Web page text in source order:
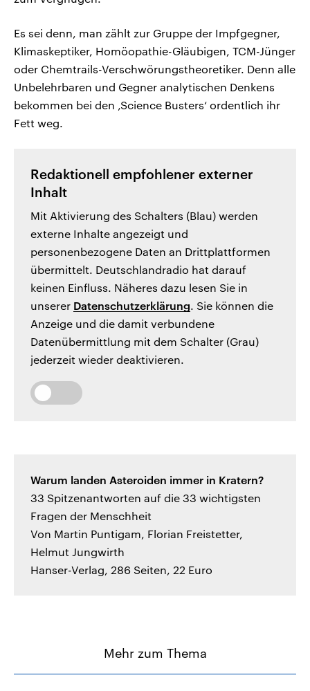
Es sei denn, man zählt zur Gruppe der Impfgegner,
Klimaskeptiker, Homöopathie-Gläubigen, TCM-Jünger
oder Chemtrails-Verschwörungstheoretiker. Denn alle
Unbelehrbaren und Gegner analytischen Denkens
bekommen bei den ‚Science Busters‘ ordentlich ihr
Fett weg.
Redaktionell empfohlener externer
Inhalt
Mit Aktivierung des Schalters (Blau) werden
externe Inhalte angezeigt und
personenbezogene Daten an Drittplattformen
übermittelt. Deutschlandradio hat darauf
keinen Einfluss. Näheres dazu lesen Sie in
unserer Datenschutzerklärung. Sie können die
Anzeige und die damit verbundene
Datenübermittlung mit dem Schalter (Grau)
jederzeit wieder deaktivieren.
Warum landen Asteroiden immer in Kratern?
33 Spitzenantworten auf die 33 wichtigsten
Fragen der Menschheit
Von Martin Puntigam, Florian Freistetter,
Helmut Jungwirth
Hanser-Verlag, 286 Seiten, 22 Euro
Mehr zum Thema